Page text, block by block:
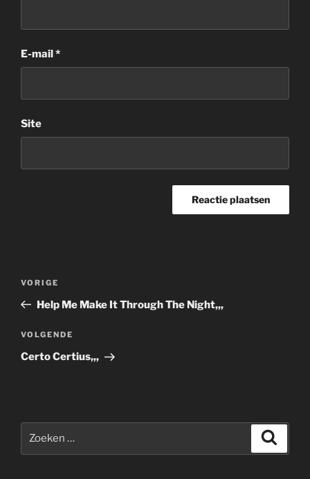
E-mail*
Site
Vorig
bericht
VORIGE
Help Me Make It Through The Night,,,
Volgend
bericht
VOLGENDE
Certo Certius,,,